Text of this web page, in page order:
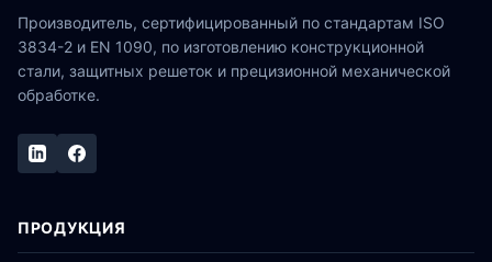
Производитель, сертифицированный по стандартам ISO
3834-2 и EN 1090, по изготовлению конструкционной
стали, защитных решеток и прецизионной механической
обработке.
ПРОДУКЦИЯ